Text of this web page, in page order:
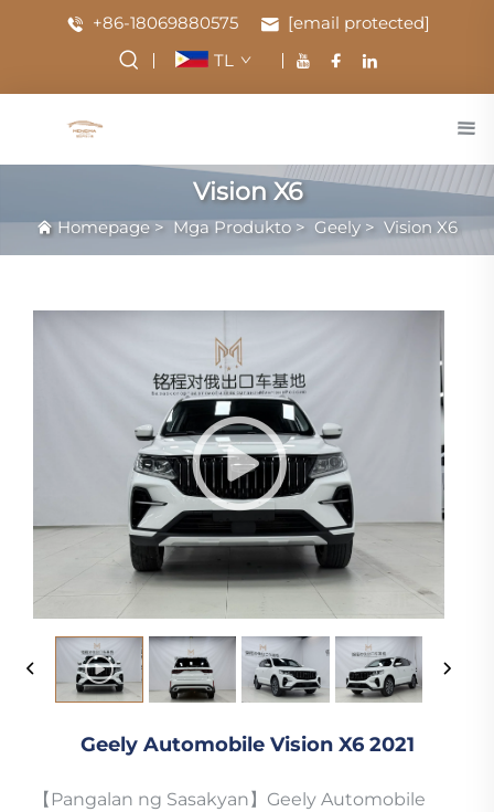
+86-18069880575
[email protected]
TL
Vision X6
Homepage > Mga Produkto > Geely > Vision X6
Geely Automobile Vision X6 2021
【Pangalan ng Sasakyan】Geely Automobile